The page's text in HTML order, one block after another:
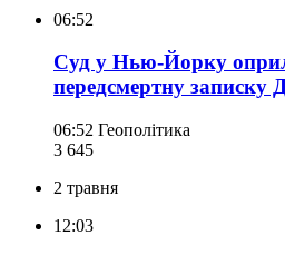
06:52
Суд у Нью-Йорку
передсмертну
06:52 Геополітика
3 645
2 травня
12:03